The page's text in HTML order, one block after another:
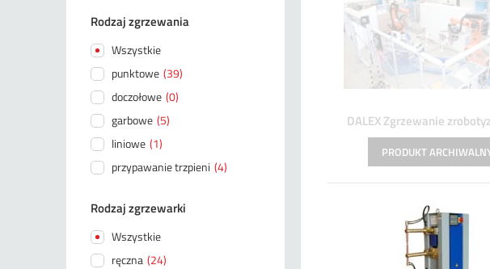
Rodzaj zgrzewania
Wszystkie
punktowe (39)
doczołowe (0)
garbowe (5)
liniowe (1)
przypawanie trzpieni (4)
Rodzaj zgrzewarki
Wszystkie
ręczna (24)
DALEX Zgrzewanie